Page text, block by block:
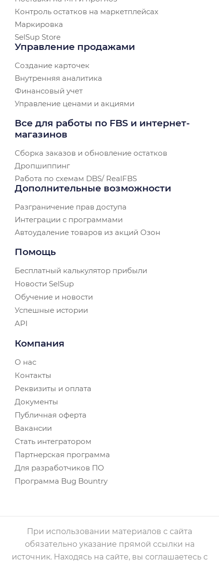
Контроль остатков на маркетплейсах
Маркировка
SelSup Store
Управление продажами
Создание карточек
Внутренняя аналитика
Финансовый учет
Управление ценами и акциями
Все для работы по FBS и интернет-
магазинов
Сборка заказов и обновление остатков
Дропшиппинг
Работа по схемам DBS/ RealFBS
Дополнительные возможности
Разграничение прав доступа
Интеграции с программами
Автоудаление товаров из акций Озон
Помощь
Бесплатный калькулятор прибыли
Новости SelSup
Обучение и новости
Успешные истории
API
Компания
О нас
Контакты
Реквизиты и оплата
Документы
Публичная оферта
Вакансии
Стать интегратором
Партнерская программа
Для разработчиков ПО
Программа Bug Bountry
При использовании материалов с сайта
обязательно указание прямой ссылки на
источник. Находясь на сайте, вы соглашаетесь с